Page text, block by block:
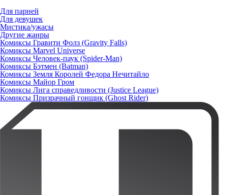
Для парней
Для девушек
Мистика/ужасы
Другие жанры
Комиксы Гравити Фолз (Gravity Falls)
Комиксы Marvel Universe
Комиксы Человек-паук (Spider-Man)
Комиксы Бэтмен (Batman)
Комиксы Земля Королей Федора Нечитайло
Комиксы Майор Гром
Комиксы Лига справедливости (Justice League)
Комиксы Призрачный гонщик (Ghost Rider)